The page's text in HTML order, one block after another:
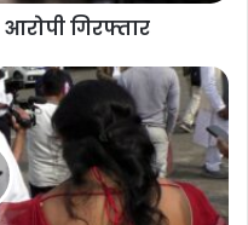
today news
आरोपी गिरफ्तार